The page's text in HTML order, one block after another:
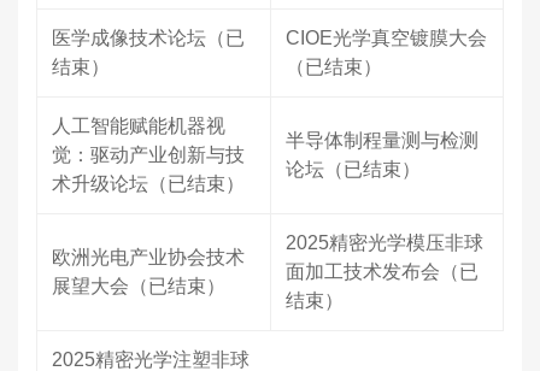
医学成像技术论坛（已
结束）
CIOE光学真空镀膜大会
（已结束）
人工智能赋能机器视
觉：驱动产业创新与技
术升级论坛（已结束）
半导体制程量测与检测
论坛（已结束）
欧洲光电产业协会技术
展望大会（已结束）
2025精密光学模压非球
面加工技术发布会（已
结束）
2025精密光学注塑非球